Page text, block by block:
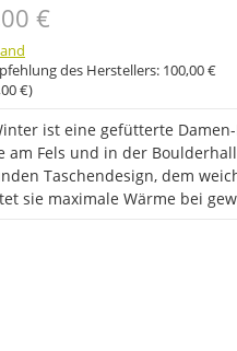
€
des Herstellers: 100,00 €
€)
ist eine gefütterte
am Fels und in der
Taschendesign, dem
sie maximale Wärme bei